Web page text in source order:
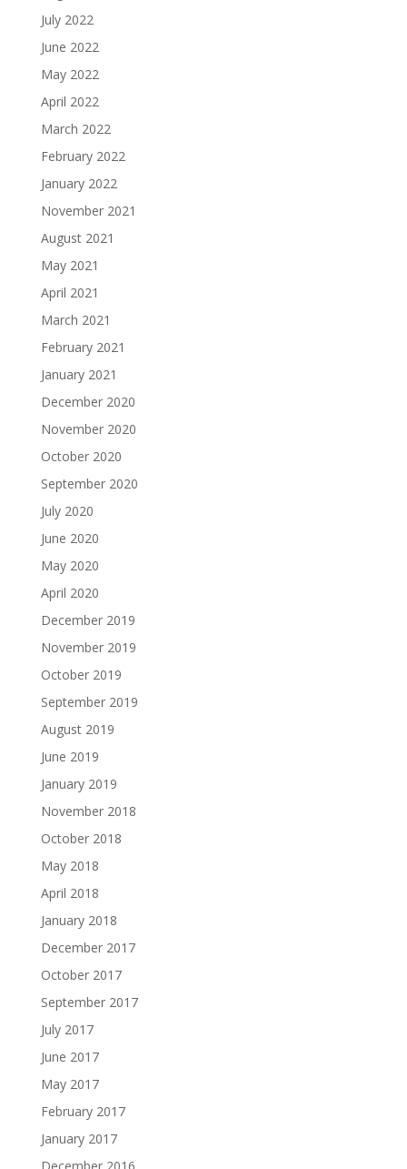
July 2022
June 2022
May 2022
April 2022
March 2022
February 2022
January 2022
November 2021
August 2021
May 2021
April 2021
March 2021
February 2021
January 2021
December 2020
November 2020
October 2020
September 2020
July 2020
June 2020
May 2020
April 2020
December 2019
November 2019
October 2019
September 2019
August 2019
June 2019
January 2019
November 2018
October 2018
May 2018
April 2018
January 2018
December 2017
October 2017
September 2017
July 2017
June 2017
May 2017
February 2017
January 2017